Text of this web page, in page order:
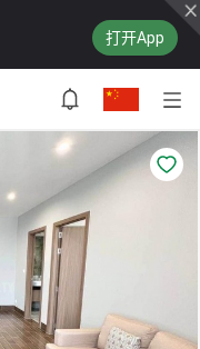
打开App